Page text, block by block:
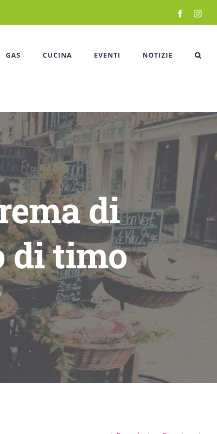
Facebook
GAS CUCINA EVENTI NOTIZIE
di
di timo